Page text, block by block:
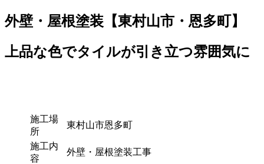
外壁・屋根塗装【東村山市・恩多町】
上品な色でタイルが引き立つ雰囲気に
施工場
所
東村山市恩多町
施工内
容
外壁・屋根塗装工事